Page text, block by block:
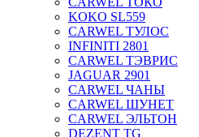
KOKO SL559
CARWEL ТУЛОС
INFINITI 2801
CARWEL ТЭВРИС
JAGUAR 2901
CARWEL ЧАНЫ
CARWEL ШУНЕТ
CARWEL ЭЛЬТОН
DEZENT TG